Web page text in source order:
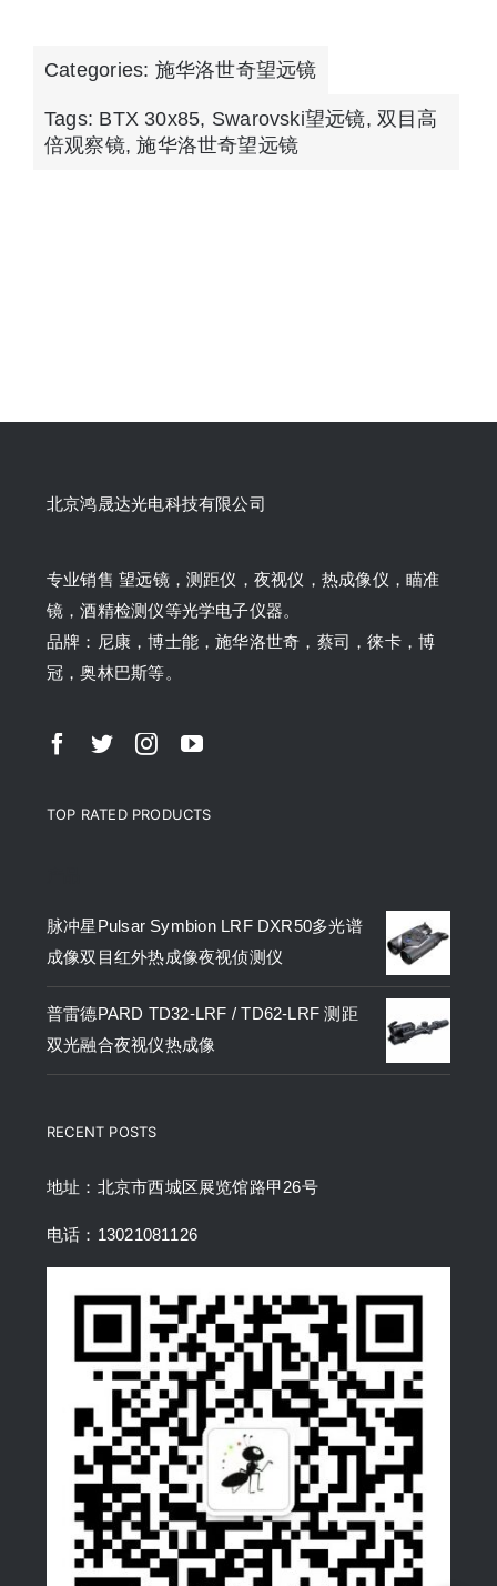
Categories: 施华洛世奇望远镜
Tags: BTX 30x85, Swarovski望远镜, 双目高
倍观察镜,施华洛世奇望远镜
北京鸿晟达光电科技有限公司
专业销售 望远镜，测距仪，夜视仪，热成像仪，瞄准
镜，酒精检测仪等光学电子仪器。
品牌：尼康，博士能，施华洛世奇，蔡司，徕卡，博
冠，奥林巴斯等。
TOP RATED PRODUCTS
脉冲星Pulsar Symbion LRF DXR50多光谱
成像双目红外热成像夜视侦测仪
普雷德PARD TD32-LRF / TD62-LRF 测距
双光融合夜视仪热成像
RECENT POSTS
地址：北京市西城区展览馆路甲26号
电话：13021081126